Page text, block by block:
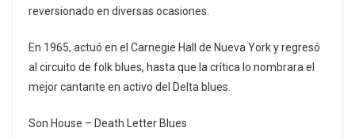
reversionado en diversas ocasiones.
En 1965, actuó en el Carnegie Hall de Nueva York y regresó
al circuito de folk blues, hasta que la crítica lo nombrara el
mejor cantante en activo del Delta blues.
Son House – Death Letter Blues